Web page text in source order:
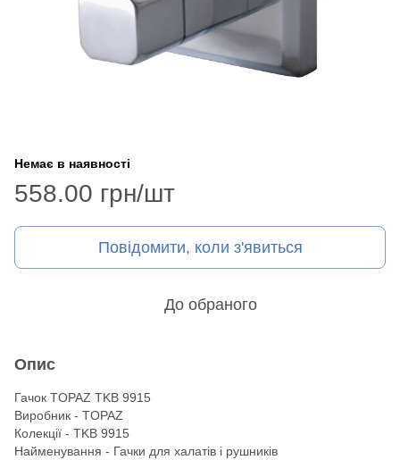
Немає в наявності
558.00 грн/шт
Повідомити, коли з'явиться
До обраного
Опис
Гачок TOPAZ TKB 9915
Виробник - TOPAZ
Колекції - TKB 9915
Найменування - Гачки для халатів і рушників